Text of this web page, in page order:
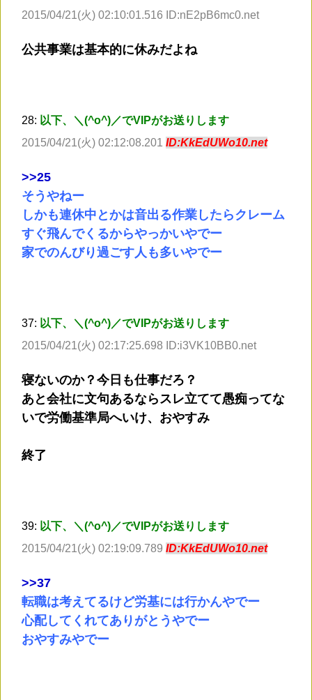
2015/04/21(火) 02:10:01.516 ID:nE2pB6mc0.net
公共事業は基本的に休みだよね
28: 以下、＼(^o^)／でVIPがお送りします
2015/04/21(火) 02:12:08.201 ID:KkEdUWo10.net
>>25
そうやねー
しかも連休中とかは音出る作業したらクレーム
すぐ飛んでくるからやっかいやでー
家でのんびり過ごす人も多いやでー
37: 以下、＼(^o^)／でVIPがお送りします
2015/04/21(火) 02:17:25.698 ID:i3VK10BB0.net
寝ないのか？今日も仕事だろ？
あと会社に文句あるならスレ立てて愚痴ってな
いで労働基準局へいけ、おやすみ
終了
39: 以下、＼(^o^)／でVIPがお送りします
2015/04/21(火) 02:19:09.789 ID:KkEdUWo10.net
>>37
転職は考えてるけど労基には行かんやでー
心配してくれてありがとうやでー
おやすみやでー